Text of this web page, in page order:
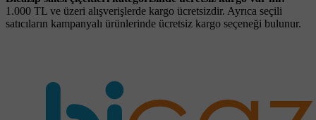
1.000 TL ve üzeri alışverişlerde kargo ücretsizdir. Ayrıca seçili
satıcıların kampanyalı ürünlerinde ücretsiz kargo seçeneği bulunur.